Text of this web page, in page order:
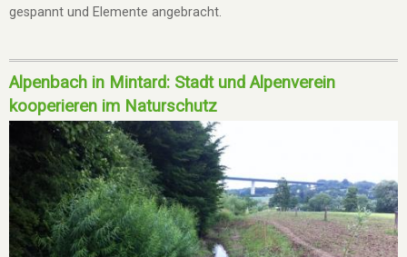
gespannt und Elemente angebracht.
Alpenbach in Mintard: Stadt und Alpenverein
kooperieren im Naturschutz